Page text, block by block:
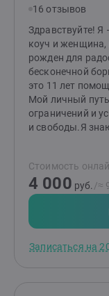
бережности и
Вас на своих
16 отзывов
Здравствуйте!
коуч и женщина,
рожден для
бесконечной
это 11 лет
Мой личный
ограничений и
и свободы.Я
грудью.Я
человека,
начал
дефицита. Чем я
глубина.
проблему, а
Стоимость
4 000 руб. /≈
Записаться на